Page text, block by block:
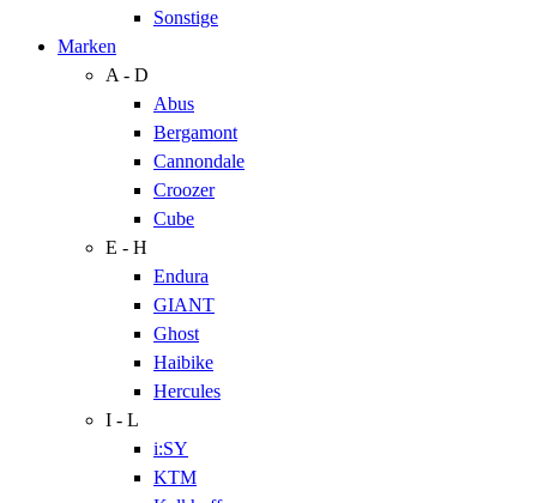
Sonstige
Marken
A - D
Abus
Bergamont
Cannondale
Croozer
Cube
E - H
Endura
GIANT
Ghost
Haibike
Hercules
I - L
i:SY
KTM